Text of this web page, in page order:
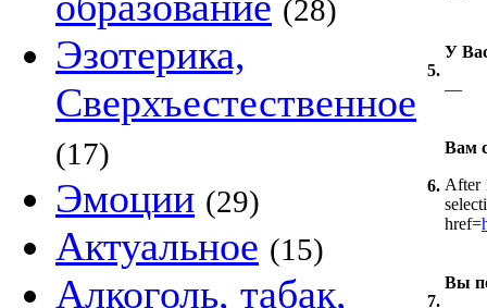
(28)
Эзотерика,
Сверхъестественное
(17)
Эмоции (29)
Актуальное (15)
Алкоголь, табак,
5.
У
—
6.
Вам
After
href=
7.
Вы